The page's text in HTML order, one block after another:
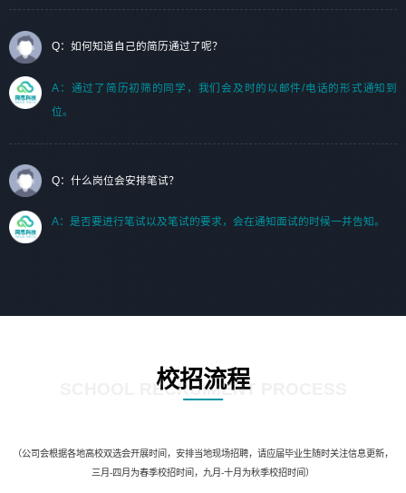
Q：如何知道自己的简历通过了呢？
A：通过了简历初筛的同学，我们会及时的以邮件/电话的形式通知到
位。
Q：什么岗位会安排笔试？
A：是否要进行笔试以及笔试的要求，会在通知面试的时候一并告知。
校招流程
SCHOOL RECRUIMENT PROCESS
（公司会根据各地高校双选会开展时间，安排当地现场招聘，请应届毕业生随时关注信息更新，
三月-四月为春季校招时间，九月-十月为秋季校招时间）